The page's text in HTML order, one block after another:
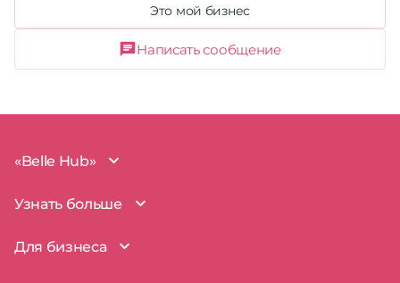
Это мой бизнес
Написать сообщение
«Belle Hub»
О проекте
Наша команда
Узнать больше
BelleHub для вас
Для бизнеса